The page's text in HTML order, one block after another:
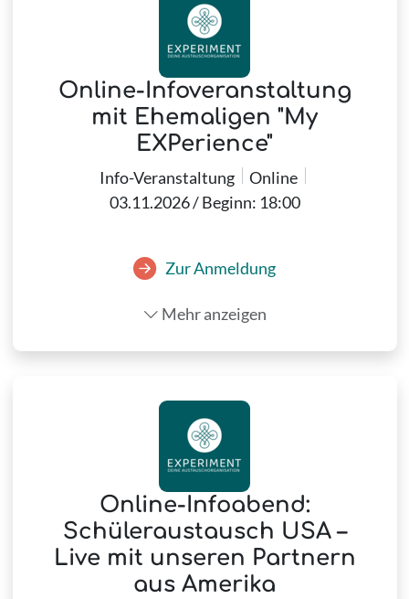
Online-Infoveranstaltung
mit Ehemaligen "My
EXPerience"
Info-Veranstaltung
Online
03.11.2026 / Beginn: 18:00
Zur Anmeldung
Mehr anzeigen
Online-Infoabend:
Schüleraustausch USA –
Live mit unseren Partnern
aus Amerika